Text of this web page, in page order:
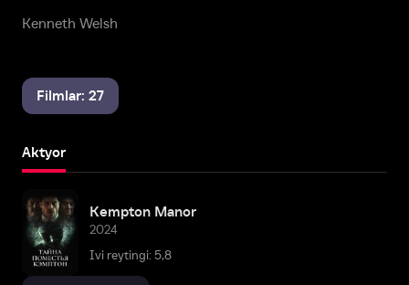
Kenneth Welsh
Filmlar: 27
Aktyor
Kempton Manor
2024
Ivi reytingi: 5,8